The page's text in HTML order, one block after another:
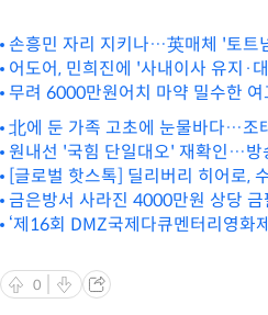
손흥민 자리 지키나…英매체 '토트
어도어, 민희진에 '사내이사 유지·
무려 6000만원어치 마약 밀수한
北에 둔 가족 고초에 눈물바다…조
원내선 '국힘 단일대오' 재확인…방
[글로벌 핫스톡] 딜리버리 히어로,
금은방서 사라진 4000만원 상당
‘제16회 DMZ국제다큐멘터리영화
0